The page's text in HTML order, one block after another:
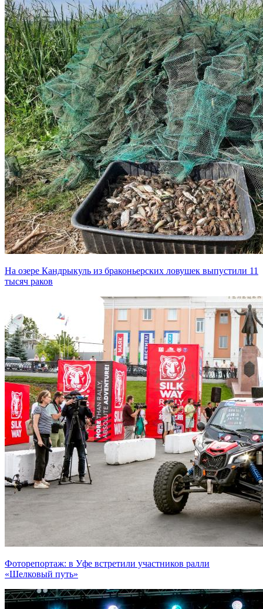
На озере Кандрыкуль из браконьерских ловушек выпустили 11
тысяч раков
Фоторепортаж: в Уфе встретили участников ралли
«Шелковый путь»